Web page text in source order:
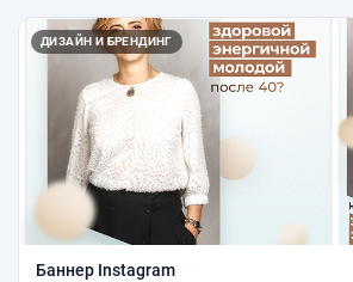
ДИЗАЙН И БРЕНДИНГ
Баннер Instagram